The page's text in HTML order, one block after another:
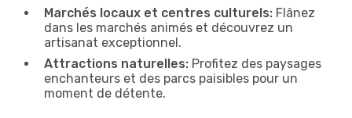
Marchés locaux et centres culturels: Flânez
dans les marchés animés et découvrez un
artisanat exceptionnel.
Attractions naturelles: Profitez des paysages
enchanteurs et des parcs paisibles pour un
moment de détente.